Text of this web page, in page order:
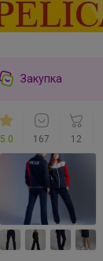
Закупка
5.0 167 12